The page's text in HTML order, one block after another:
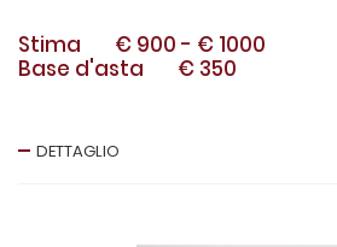
Stima € 900 - € 1000
Base d'asta
€ 350
DETTAGLIO